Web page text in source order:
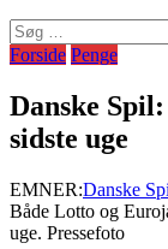
Søg
efter:
Forside Penge
Danske
sidste uge
EMNER:Danske
Både Lotto og
uge. Pressefoto